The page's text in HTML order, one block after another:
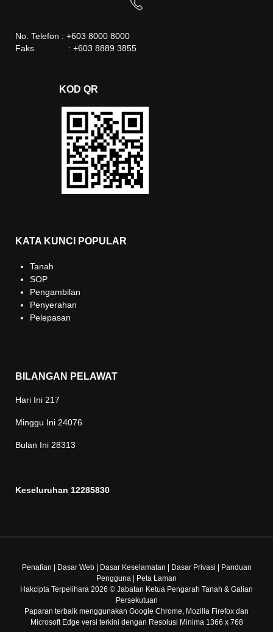
No. Telefon : +603 8000 8000
Faks : +603 8889 3855
KOD QR
KATA KUNCI POPULAR
Tanah
SOP
Pengambilan
Penyerahan
Pelepasan
BILANGAN PELAWAT
Hari Ini 217
Minggu Ini 24076
Bulan Ini 28313
Keseluruhan 12285830
Penafian Dasar Web| Dasar Keselamatan Dasar Privasi
Panduan
Pengguna
Peta Laman
Hakcipta Terpelihara 2026 © Jabatan Ketua Pengarah Tanah & Galian
Persekutuan
Paparan terbaik menggunakan Google Chrome, Mozilla Firefox dan
Microsoft Edge versi terkini dengan Resolusi Minima 1366 x 768